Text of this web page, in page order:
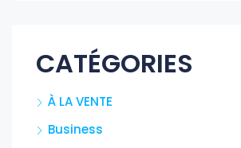
CATÉGORIES
À LA VENTE
Business